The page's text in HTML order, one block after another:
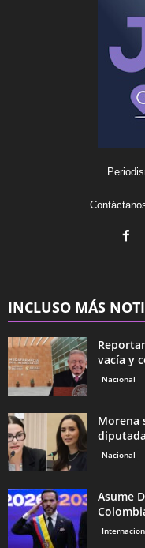
INCLUSO MÁS
vacía y
Nacional
Morena
Nacional
Asume